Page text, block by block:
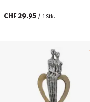
CHF 29.95 / 1 Stk.